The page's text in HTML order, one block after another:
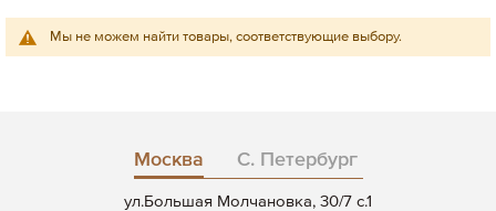
Мы не можем найти товары, соответствующие выбору.
Москва С. Петербург
ул.Большая Молчановка, 30/7 c.1